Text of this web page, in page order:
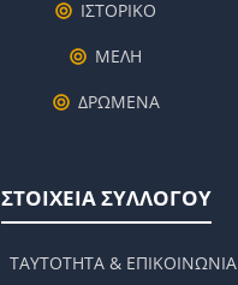
ΙΣΤΟΡΙΚΟ
ΜΕΛΗ
ΔΡΩΜΕΝΑ
ΣΤΟΙΧΕΙΑ ΣΥΛΛΟΓΟΥ
ΤΑΥΤΟΤΗΤΑ & ΕΠΙΚΟΙΝΩΝΙΑ